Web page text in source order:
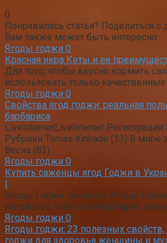
0
Понравилась статья? Поделиться с
Вам также может быть интересно
Ягоды годжи 0
Красная икра Кеты и ее
Для того, чтобы вкусно кормить
использовать только
Ягоды годжи 0
Свойства ягод годжи: реальная
барбариса
LiveInternetLiveInternet
Рубрики Tomas Kinkade (13) В мире
Весна (83)
Ягоды годжи 0
Купить саженцы ягод Годжи в
|
Ягоды Годжи саженцы Ягоды
китайская, тибетский барбарис или
Ягоды годжи 0
Ягоды годжи: 23 полезных свойств,
годжи для здоровья женщины и